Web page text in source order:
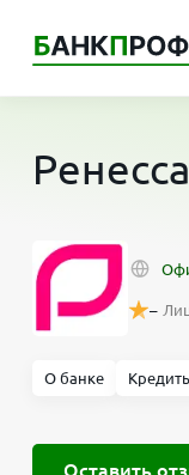
–
О банке
Оставить